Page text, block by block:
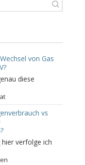
von Gas
diese
vs
verfolge ich